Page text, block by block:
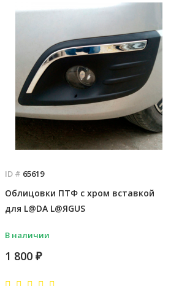
ID # 65619
Облицовки ПТФ с хром вставкой
для L@DA L@ЯGUS
В наличии
1 800 ₽